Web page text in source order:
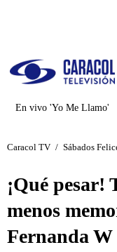
En vivo 'Yo Me Llamo'
Caracol TV / Sábados
¡Qué pesar!
menos
Fernanda W